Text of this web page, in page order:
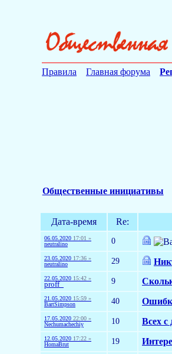
Правила Главная форума
Общественные инициативы
Дата-время Re:
06.05.2020 17:01 »
neutralino
0
23.05.2020 17:36 »
neutralino
29
22.05.2020 15:42 »
proff_ 9
21.05.2020 15:59 »
BartSimpson
40
17.05.2020 22:00 »
Nechumachechiy
10 Всех
12.05.2020 17:22 »
HomaBrut
19